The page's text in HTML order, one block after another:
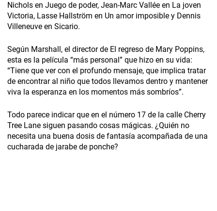
Nichols en Juego de poder, Jean-Marc Vallée en La joven
Victoria, Lasse Hallström en Un amor imposible y Dennis
Villeneuve en Sicario.
Según Marshall, el director de El regreso de Mary Poppins,
esta es la película “más personal” que hizo en su vida:
“Tiene que ver con el profundo mensaje, que implica tratar
de encontrar al niño que todos llevamos dentro y mantener
viva la esperanza en los momentos más sombríos”.
Todo parece indicar que en el número 17 de la calle Cherry
Tree Lane siguen pasando cosas mágicas. ¿Quién no
necesita una buena dosis de fantasía acompañada de una
cucharada de jarabe de ponche?